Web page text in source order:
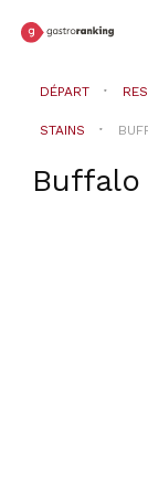
DÉPART
STAINS